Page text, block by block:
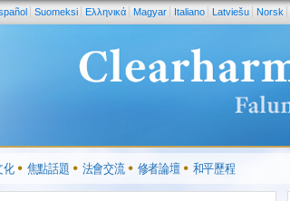
Suomeksi Ελληνικά Magyar Italiano Latviešu Norsk
化 焦點話題 法會交流 修者論壇 和平歷程